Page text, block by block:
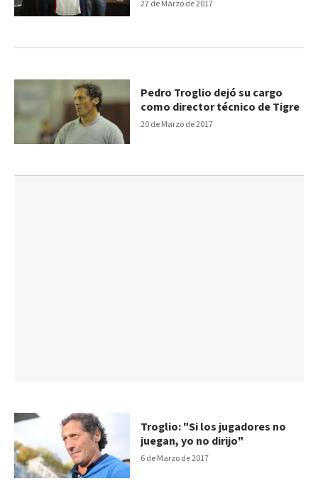
27 de Marzo de 2017
20 de Marzo de 2017
Pedro Troglio dejó su cargo
como director técnico de Tigre
6 de Marzo de 2017
Troglio: "Si los jugadores no
juegan, yo no dirijo"